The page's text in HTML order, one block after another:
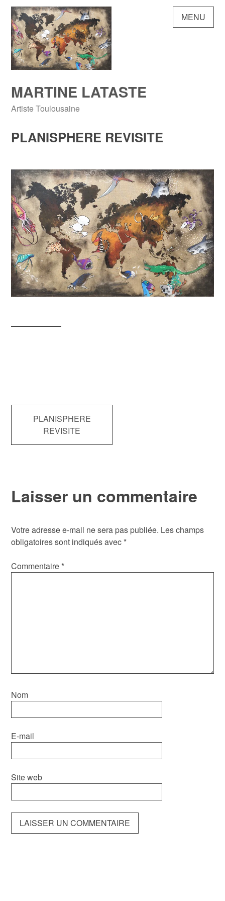
Skip
content
MARTINE LATASTE
Artiste Toulousaine
MENU
PLANISPHERE REVISITE
Navigation
de
PLANISPHERE
REVISITE
Laisser un commentaire
Votre adresse e-mail ne sera pas publiée. Les champs
obligatoires sont indiqués avec *
Commentaire *
Nom
E-mail
Site web